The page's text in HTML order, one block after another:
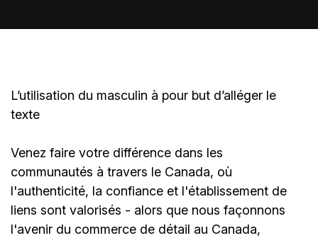
L’utilisation du masculin à pour but d’alléger le
texte
Venez faire votre différence dans les
communautés à travers le Canada, où
l'authenticité, la confiance et l'établissement de
liens sont valorisés - alors que nous façonnons
l'avenir du commerce de détail au Canada,